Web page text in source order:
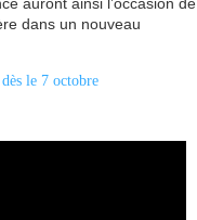
dans un nouveau
le 7 octobre